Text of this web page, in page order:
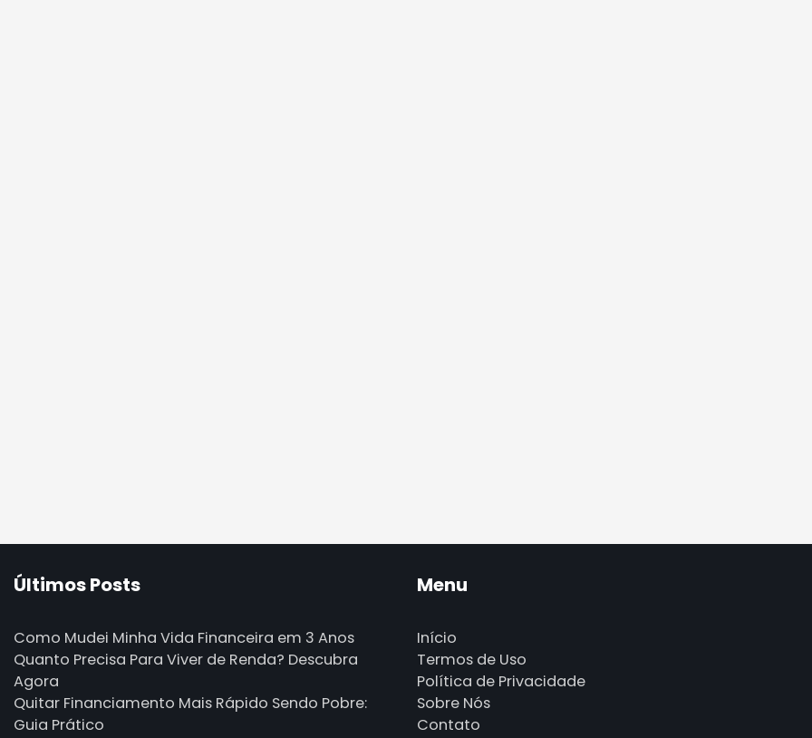
Últimos Posts
Como Mudei Minha Vida Financeira em 3 Anos
Quanto Precisa Para Viver de Renda? Descubra
Agora
Quitar Financiamento Mais Rápido Sendo Pobre:
Guia Prático
Menu
Início
Termos de Uso
Política de Privacidade
Sobre Nós
Contato